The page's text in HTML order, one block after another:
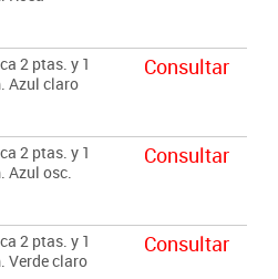
2 ptas. y 1
Azul claro
Consultar
2 ptas. y 1
Azul osc.
Consultar
2 ptas. y 1
Verde claro
Consultar